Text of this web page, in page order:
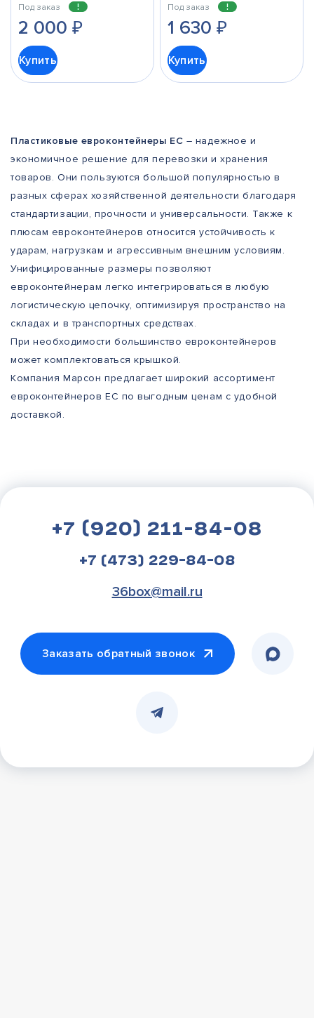
Под заказ
2 000₽
Купить
Под заказ
1 630 ₽
Купить
Пластиковые евроконтейнеры ЕС – надежное и
экономичное решение для перевозки и хранения
товаров. Они пользуются большой популярностью в
разных сферах хозяйственной деятельности благодаря
стандартизации, прочности и универсальности. Также к
плюсам евроконтейнеров относится устойчивость к
ударам, нагрузкам и агрессивным внешним условиям.
Унифицированные размеры позволяют
евроконтейнерам легко интегрироваться в любую
логистическую цепочку, оптимизируя пространство на
складах и в транспортных средствах.
При необходимости большинство евроконтейнеров
может комплектоваться крышкой.
Компания Марсон предлагает широкий ассортимент
евроконтейнеров ЕС по выгодным ценам с удобной
доставкой.
+7 (920) 211-84-08
+7 (473) 229-84-08
36box@mail.ru
Заказать обратный звонок